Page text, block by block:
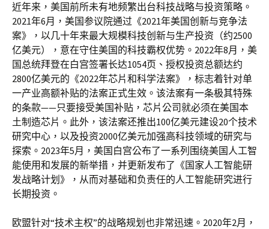
近年来，美国前所未有地频繁出台科技战略与投资策略。
2021年6月，美国参议院通过《2021年美国创新与竞争法
案》，以几十年来最大规模科技创新与生产投资（约2500
亿美元），意在守住美国的科技霸权优势。2022年8月，美
国总统拜登在白宫签署长达1054页、授权投资总额达约
2800亿美元的《2022年芯片和科学法案》，标志着针对单
一产业高额补贴的法案正式生效。该法案有一条极其特殊
的条款——只要接受美国补贴，芯片公司就必须在美国本
土制造芯片。此外，该法案还推出100亿美元建设20个技术
研究中心，以及投资2000亿美元加强高科技领域的研究与
探索。2023年5月，美国白宫公布了一系列围绕美国人工智
能使用和发展的新举措，并更新发布了《国家人工智能研
发战略计划》，从而对基础和负责任的人工智能研究进行
长期投资。
欧盟针对“技术主权”的战略规划也非常迅速。2020年2月，